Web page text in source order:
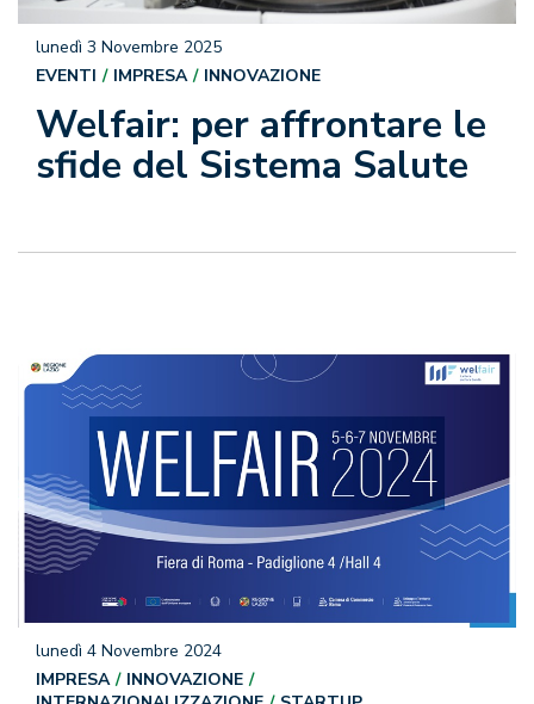
Welfair: per affrontare le
sfide del Sistema Salute
lunedì 3 Novembre 2025
EVENTI
IMPRESA INNOVAZIONE
lunedì 4 Novembre 2024
IMPRESA
INNOVAZIONE